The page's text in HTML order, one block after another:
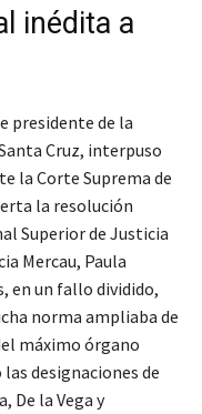
inédita a
presidente de la
Cruz, interpuso
la Corte Suprema de
la resolución
Superior de Justicia
Mercau, Paula
en un fallo dividido,
norma ampliaba de
máximo órgano
designaciones de
De la Vega y